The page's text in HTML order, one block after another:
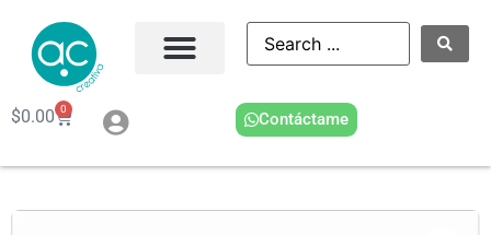
$0.00 0
Contáctame